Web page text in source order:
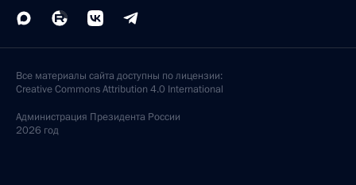
Все материалы сайта доступны по лицензии:
Creative Commons Attribution 4.0 International
Администрация Президента России
2026 год